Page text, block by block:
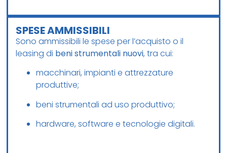
SPESE AMMISSIBILI
Sono ammissibili le spese per l’acquisto o il
leasing di beni strumentali nuovi, tra cui:
macchinari, impianti e attrezzature
produttive;
beni strumentali ad uso produttivo;
hardware, software e tecnologie digitali.